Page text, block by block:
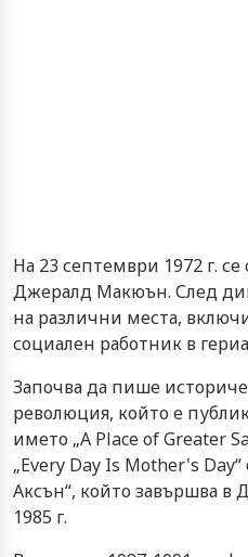
На 23 септември 1972 г. се
Джералд Макюън. След
на различни места,
социален работник в
Започва да пише
революция, който е
името „A Place of Greater
„Every Day Is Mother's
Аксън“, който завършва в
1985 г.